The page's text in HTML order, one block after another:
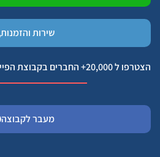
שירות והזמנות
הצטרפו ל 20,000+ החברים בקבוצת הפייסבוק שלנו ״מטפלים בהורים
מעבר לקבוצה